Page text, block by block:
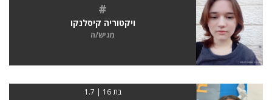
#
ויקטוריה קיסלנקו
מגיש/ה
בת 16 | 1.7